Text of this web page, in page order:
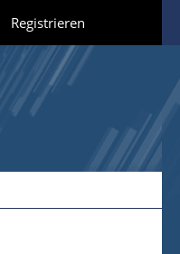
Registrieren